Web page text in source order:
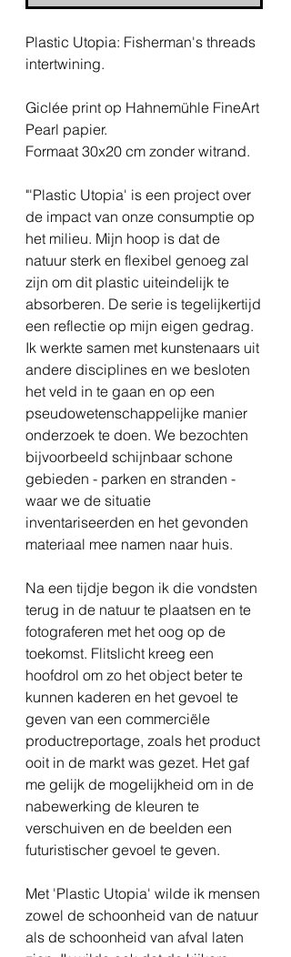
Plastic Utopia: Fisherman's threads
intertwining.
Giclée print op Hahnemühle FineArt
Pearl papier.
Formaat 30x20 cm zonder witrand.
"'Plastic Utopia' is een project over
de impact van onze consumptie op
het milieu. Mijn hoop is dat de
natuur sterk en flexibel genoeg zal
zijn om dit plastic uiteindelijk te
absorberen. De serie is tegelijkertijd
een reflectie op mijn eigen gedrag.
Ik werkte samen met kunstenaars uit
andere disciplines en we besloten
het veld in te gaan en op een
pseudowetenschappelijke manier
onderzoek te doen. We bezochten
bijvoorbeeld schijnbaar schone
gebieden - parken en stranden -
waar we de situatie
inventariseerden en het gevonden
materiaal mee namen naar huis.
Na een tijdje begon ik die vondsten
terug in de natuur te plaatsen en te
fotograferen met het oog op de
toekomst. Flitslicht kreeg een
hoofdrol om zo het object beter te
kunnen kaderen en het gevoel te
geven van een commerciële
productreportage, zoals het product
ooit in de markt was gezet. Het gaf
me gelijk de mogelijkheid om in de
nabewerking de kleuren te
verschuiven en de beelden een
futuristischer gevoel te geven.
Met 'Plastic Utopia' wilde ik mensen
zowel de schoonheid van de natuur
als de schoonheid van afval laten